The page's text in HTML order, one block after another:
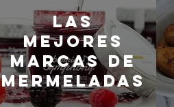
LaS
MEJORES
marcas de
mermeladas